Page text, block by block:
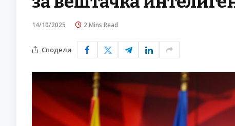
14/10/2025 2 Mins Read
Сподели